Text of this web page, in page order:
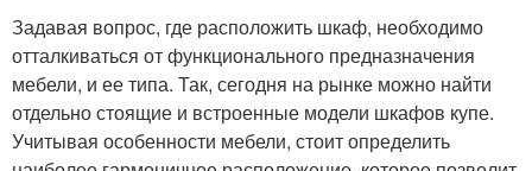
Задавая вопрос, где расположить шкаф, необходимо
отталкиваться от функционального предназначения
мебели, и ее типа. Так, сегодня на рынке можно найти
отдельно стоящие и встроенные модели шкафов купе.
Учитывая особенности мебели, стоит определить